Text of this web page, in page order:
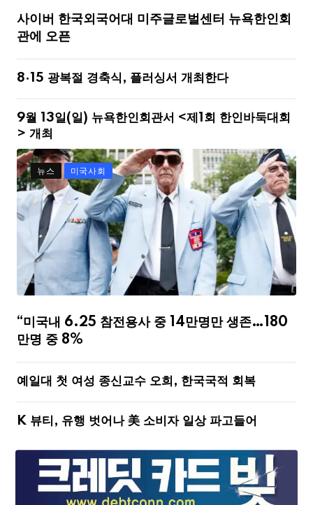
사이버 한국외국어대 미주글로벌센터 뉴욕한인회
관에 오픈
8·15 광복절 경축식, 플러싱서 개최한다
9월 13일(일) 뉴욕한인회관서 <제1회 한인바둑대회
> 개최
뉴스 미국사회
“미국내 6.25 참전용사 중 14만명만 생존…180
만명 중 8%
예일대 첫 여성 종신교수 오희, 한국국적 회복
K 뷰티, 유행 벗어나 美 소비자 일상 파고들어